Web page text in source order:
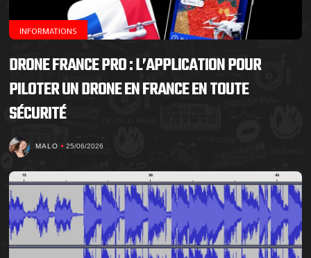
INFORMATIONS
DRONE FRANCE PRO : L’APPLICATION POUR
PILOTER UN DRONE EN FRANCE EN TOUTE
SÉCURITÉ
MALO 25/06/2026